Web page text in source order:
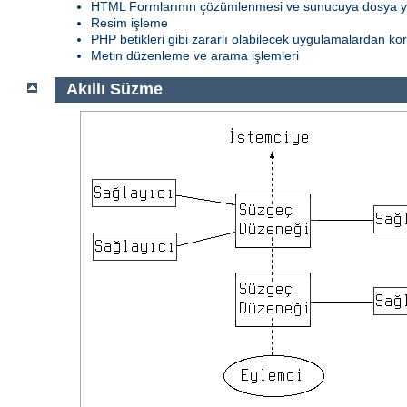
HTML Formlarının çözümlenmesi ve sunucuya dosya
Resim işleme
PHP betikleri gibi zararlı olabilecek uygulamalardan
Metin düzenleme ve arama işlemleri
Akıllı Süzme